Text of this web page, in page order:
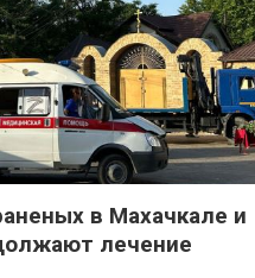
в Махачкале и
лечение